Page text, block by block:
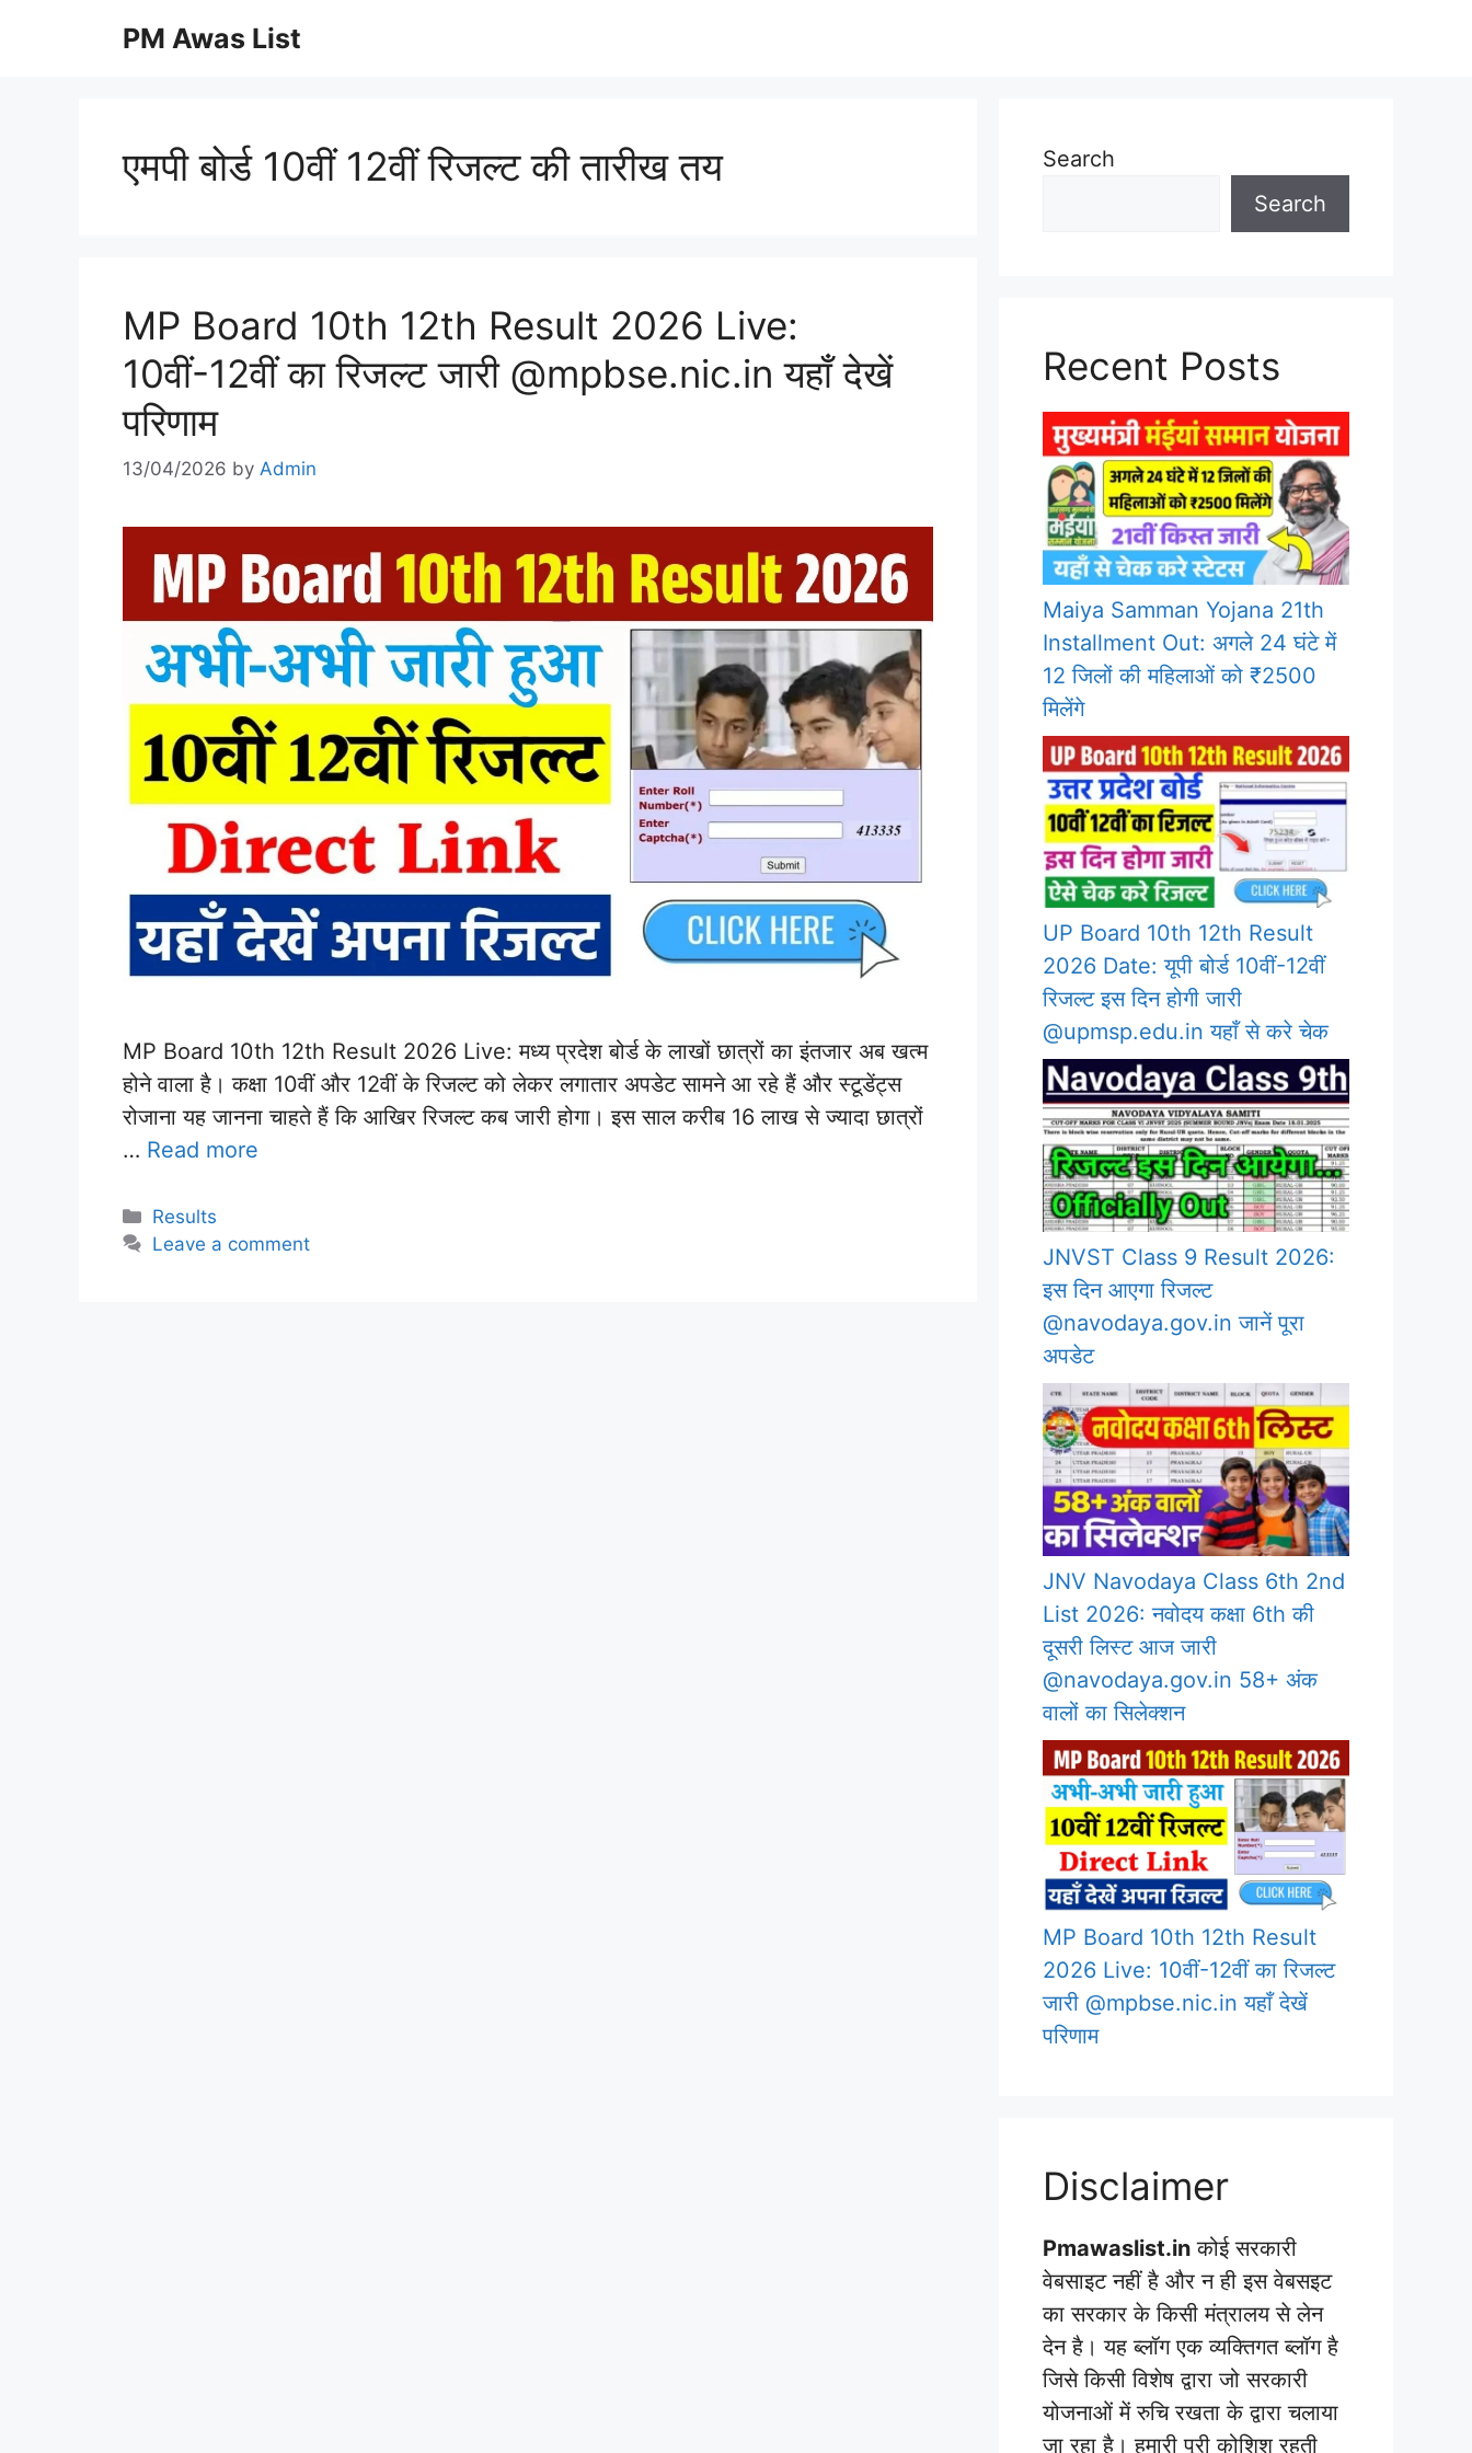
PM Awas List
एमपी बोर्ड 10वीं 12वीं रिजल्ट की तारीख तय
MP Board 10th 12th Result 2026 Live:
10वीं-12वीं का रिजल्ट जारी @mpbse.nic.in यहाँ देखें
परिणाम
13/04/2026 by Admin
MP Board 10th 12th Result 2026 Live: मध्य प्रदेश बोर्ड के लाखों छात्रों का इंतजार अब खत्म
होने वाला है। कक्षा 10वीं और 12वीं के रिजल्ट को लेकर लगातार अपडेट सामने आ रहे हैं और स्टूडेंट्स
रोजाना यह जानना चाहते हैं कि आखिर रिजल्ट कब जारी होगा। इस साल करीब 16 लाख से ज्यादा छात्रों
… Read more
Categories
Results
Leave a comment
Search
Search
Recent Posts
Maiya Samman Yojana 21th
Installment Out: अगले 24 घंटे में
12 जिलों की महिलाओं को ₹2500
मिलेंगे
UP Board 10th 12th Result
2026 Date: यूपी बोर्ड 10वीं-12वीं
रिजल्ट इस दिन होगी जारी
@upmsp.edu.in यहाँ से करे चेक
JNVST Class 9 Result 2026:
इस दिन आएगा रिजल्ट
@navodaya.gov.in जानें पूरा
अपडेट
JNV Navodaya Class 6th 2nd
List 2026: नवोदय कक्षा 6th की
दूसरी लिस्ट आज जारी
@navodaya.gov.in 58+ अंक
वालों का सिलेक्शन
MP Board 10th 12th Result
2026 Live: 10वीं-12वीं का रिजल्ट
जारी @mpbse.nic.in यहाँ देखें
परिणाम
Disclaimer
Pmawaslist.in कोई सरकारी
वेबसाइट नहीं है और न ही इस वेबसइट
का सरकार के किसी मंत्रालय से लेन
देन है। यह ब्लॉग एक व्यक्तिगत ब्लॉग है
जिसे किसी विशेष द्वारा जो सरकारी
योजनाओं में रुचि रखता के द्वारा चलाया
जा रहा है। हमारी पूरी कोशिश रहती